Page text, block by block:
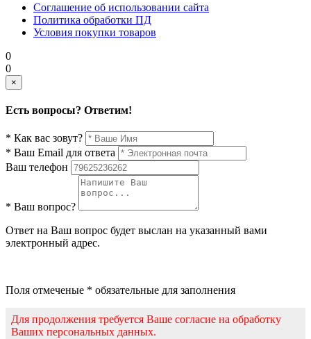
Соглашение об использовании сайта
Политика обработки ПД
Условия покупки товаров
0
0
×
Есть вопросы? Ответим!
* Как вас зовут?
* Ваш Email для ответа
Ваш телефон
* Ваш вопрос?
Ответ на Ваш вопрос будет выслан на указанный вами
электронный адрес.
Поля отмеченые * обязательные для заполнения
Для продолжения требуется Ваше согласие на обработку
Ваших персональных данных.